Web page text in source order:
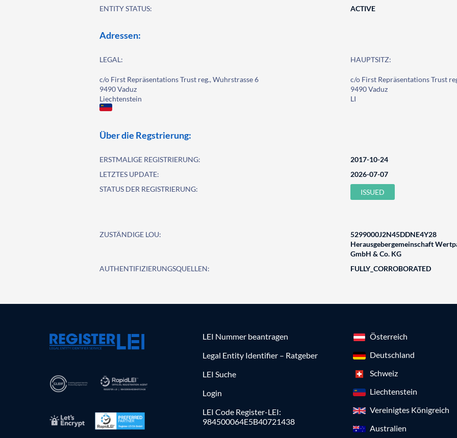
ENTITY STATUS:
ACTIVE
Adressen:
LEGAL:
c/o First Repräsentations Trust reg., Wuhrstrasse 6
9490 Vaduz
Liechtenstein
HAUPTSITZ:
c/o First Repräsentations Trust
9490 Vaduz
LI
Über die Regstrierung:
ERSTMALIGE REGISTRIERUNG:
2017-10-24
LETZTES UPDATE:
2026-07-07
STATUS DER REGISTRIERUNG:
ISSUED
ZUSTÄNDIGE LOU:
5299000J2N45DDNE4Y28
Herausgebergemeinschaft
GmbH & Co. KG
AUTHENTIFIZIERUNGSQUELLEN:
FULLY_CORROBORATED
LEI Nummer beantragen
Legal Entity Identifier – Ratgeber
LEI Suche
Login
LEI Code Register-LEI:
984500064E5B40721438
Österreich
Deutschland
Schweiz
Liechtenstein
Vereinigtes Königreich
Australien